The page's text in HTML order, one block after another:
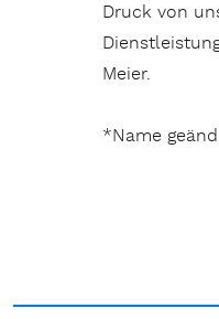
Druck von
Meier.
*Name